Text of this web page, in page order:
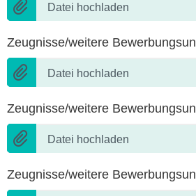
Datei hochladen
Zeugnisse/weitere
Datei hochladen
Zeugnisse/weitere
Datei hochladen
Zeugnisse/weitere